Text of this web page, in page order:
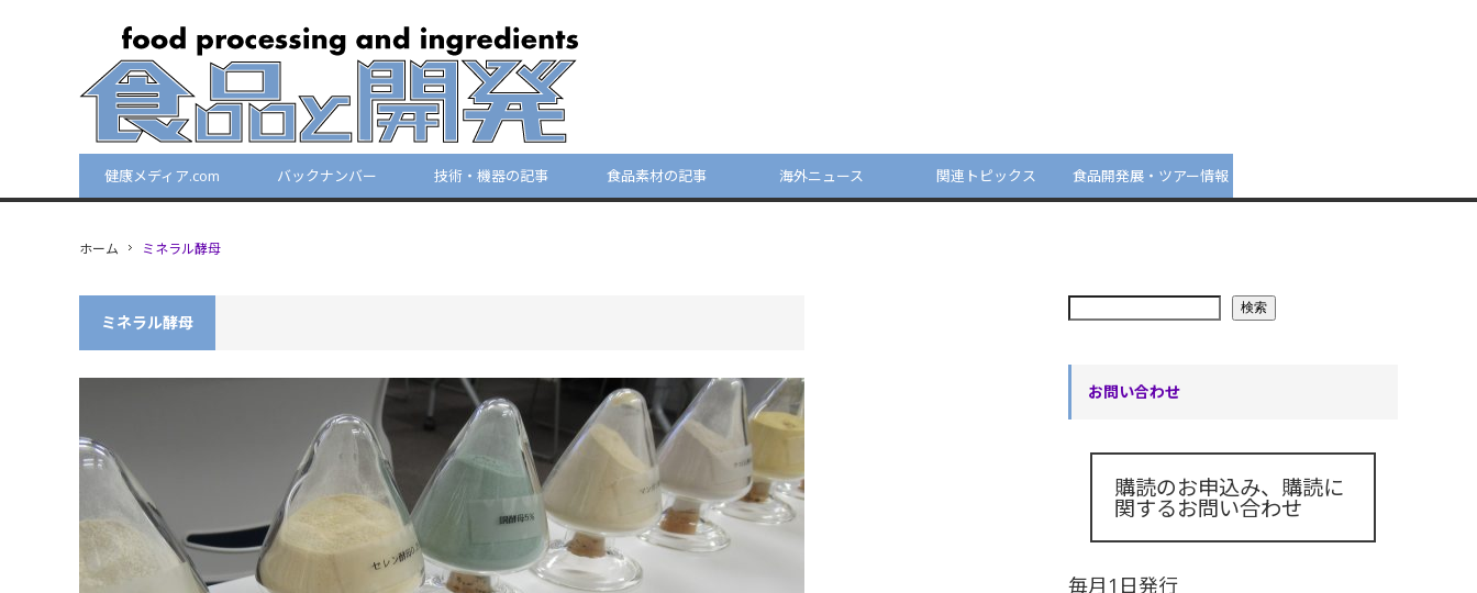
健康メディア.com バックナンバー 技術・機器の記事 食品素材の記事 海外ニュース 関連トピックス 食品開発展・ツアー情報
ホーム ミネラル酵母
ミネラル酵母
検索
お問い合わせ
購読のお申込み、購読に
関するお問い合わせ
毎月1日発行